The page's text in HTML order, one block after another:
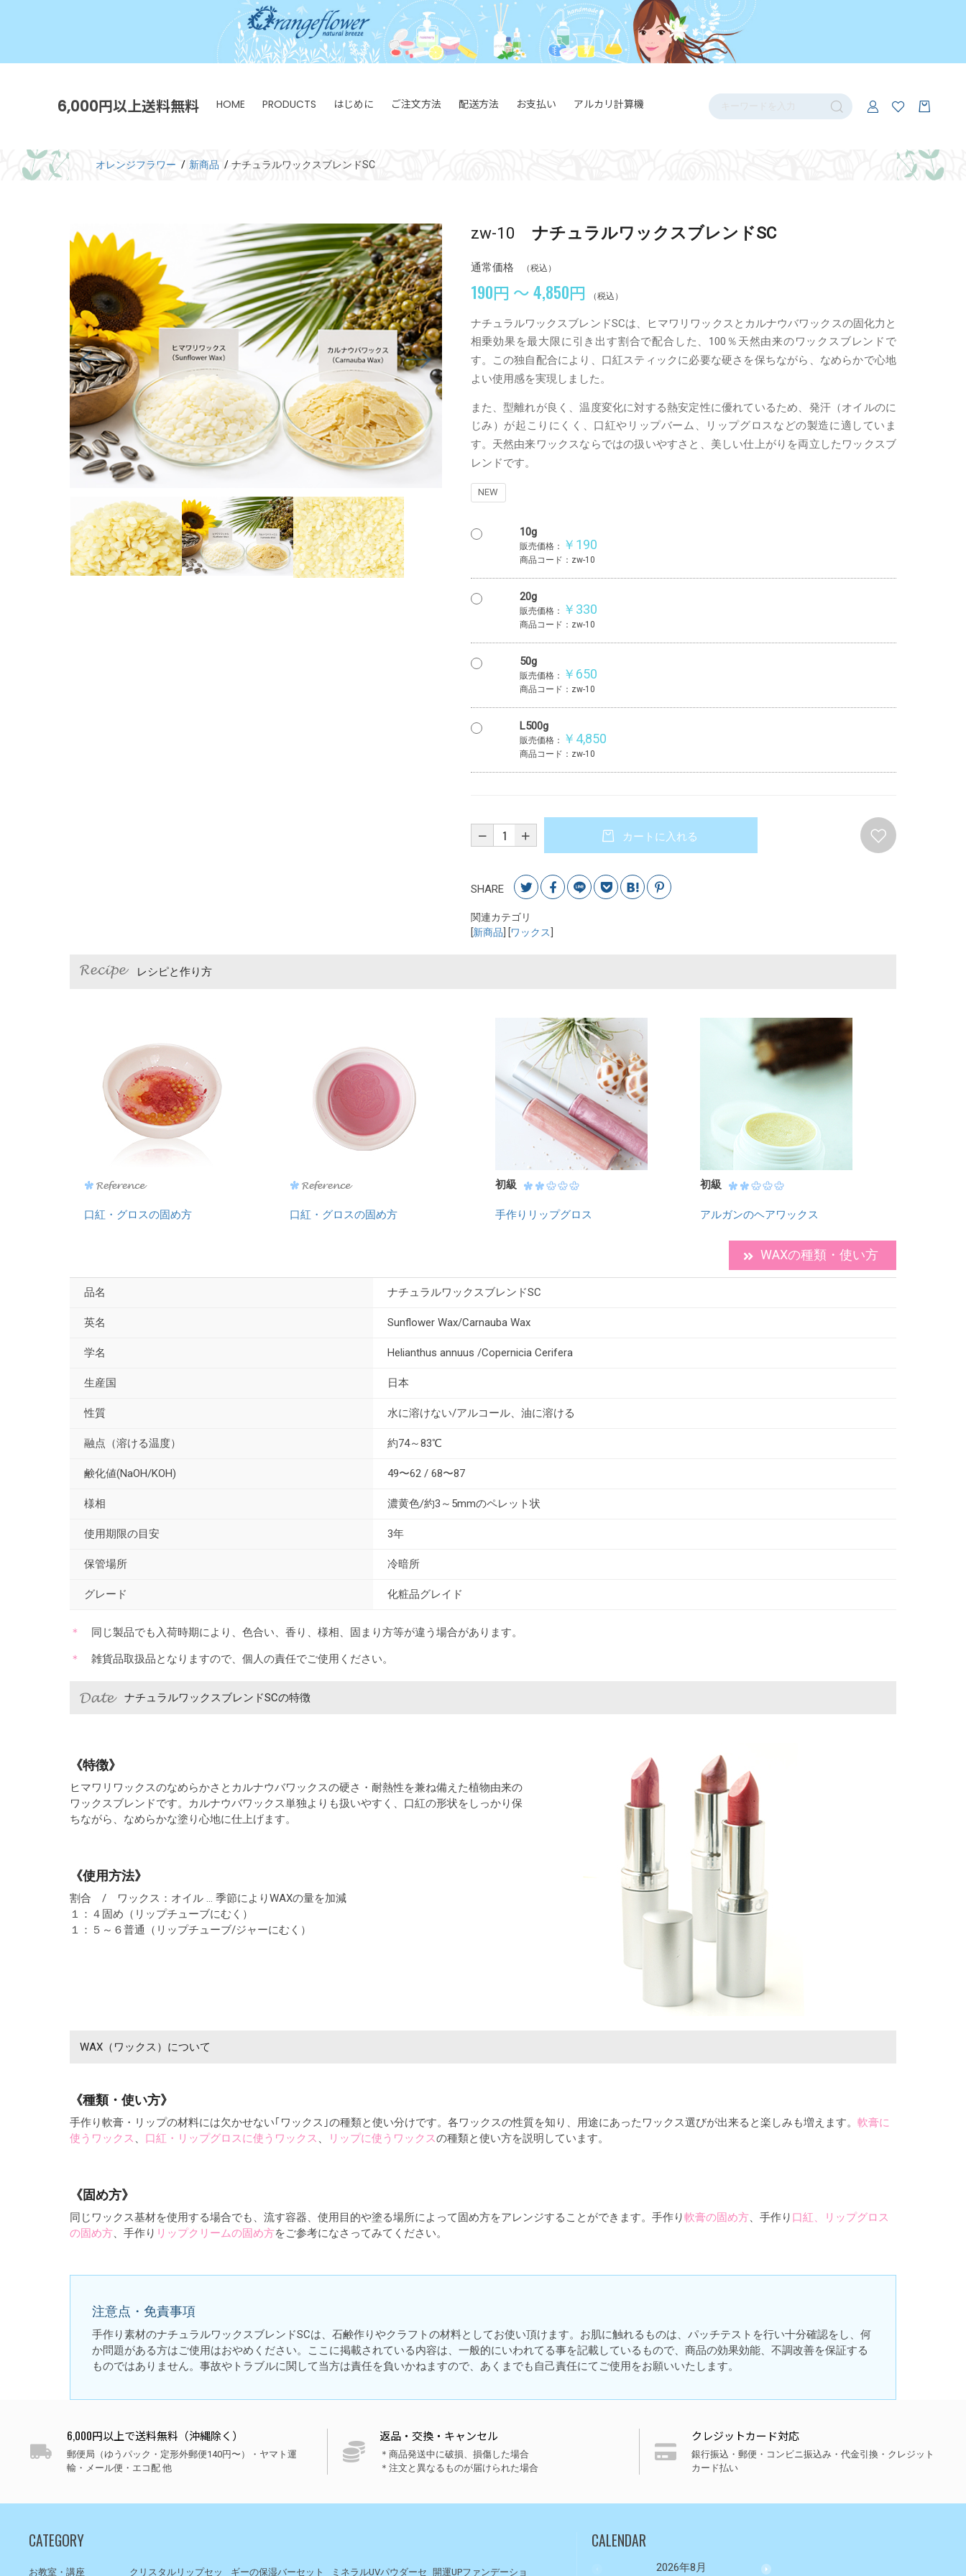
6,000円以上送料無料 HOME PRODUCTS はじめに ご注文方法 配送方法 お支払い アルカリ計算機
オレンジフラワー 新商品 ナチュラルワックスブレンドSC
zw-10 ナチュラルワックスブレンドSC
通常価格 （税込）
190円 ～ 4,850円 （税込）
ナチュラルワックスブレンドSCは、ヒマワリワックスとカルナウバワックスの固化力と
相乗効果を最大限に引き出す割合で配合した、100％天然由来のワックスブレンドで
す。
この独自配合により、口紅スティックに必要な硬さを保ちながら、なめらかで心地
よい使用感を実現しました。
また、型離れが良く、温度変化に対する熱安定性に優れているため、発汗（オイルのに
じみ）が起こりにくく、口紅やリップバーム、リップグロスなどの製造に適していま
す。 天然由来ワックスならではの扱いやすさと、美しい仕上がりを両立したワックスブ
レンドです。
NEW
10g
販売価格： ￥190
商品コード：zw-10
20g
販売価格： ￥330
商品コード：zw-10
50g
販売価格： ￥650
商品コード：zw-10
L500g
販売価格： ￥4,850
商品コード：zw-10
カートに入れる
SHARE
関連カテゴリ
[新商品 ] [ワックス
レシピと作り方
口紅・グロスの固め方 口紅・グロスの固め方
初級
手作りリップグロス
初級
アルガンのヘアワックス
WAXの種類・使い方
品名 ナチュラルワックスブレンドSC
英名 Sunflower Wax/Carnauba Wax
学名 Helianthus annuus /Copernicia Cerifera
生産国 日本
性質 水に溶けない/アルコール、油に溶ける
融点（溶ける温度） 約74～83℃
鹸化値(NaOH/KOH) 49〜62 / 68〜87
様相 濃黄色/約3～5mmのペレット状
使用期限の目安 3年
保管場所 冷暗所
グレード 化粧品グレイド
同じ製品でも入荷時期により、色合い、香り、様相、固まり方等が違う場合があります。
雑貨品取扱品となりますので、個人の責任でご使用ください。
ナチュラルワックスブレンドSCの特徴
《特徴》
ヒマワリワックスのなめらかさとカルナウバワックスの硬さ・耐熱性を兼ね備えた植物由来の
ワックスブレンドです。カルナウバワックス単独よりも扱いやすく、口紅の形状をしっかり保
ちながら、なめらかな塗り心地に仕上げます。
《使用方法》
割合 / ワックス：オイル … 季節によりWAXの量を加減
１：４固め（リップチューブにむく）
１：５～６普通（リップチューブ/ジャーにむく）
WAX（ワックス）について
《種類・使い方》
手作り軟膏・リップの材料には欠かせない｢ワックス｣の種類と使い分けです。各ワックスの性質を知り、用途にあったワックス選びが出来ると楽しみも増えます。 軟膏に
使うワックス 、 口紅・リップグロスに使うワックス 、 リップに使うワックスの種類と使い方を説明しています。
《固め方》
同じワックス基材を使用する場合でも、流す容器、使用目的や塗る場所によって固め方をアレンジすることができます。手作り軟膏の固め方、手作り 口紅、リップグロス
の固め方、手作り リップクリームの固め方をご参考になさってみてください。
注意点・免責事項
手作り素材のナチュラルワックスブレンドSCは、石鹸作りやクラフトの材料としてお使い頂けます。お肌に触れるものは、パッチテストを行い十分確認をし、何
か問題がある方はご使用はおやめください。ここに掲載されている内容は、一般的にいわれてる事を記載しているもので、商品の効果効能、不調改善を保証する
ものではありません。事故やトラブルに関して当方は責任を負いかねますので、あくまでも自己責任にてご使用をお願いいたします。
6,000円以上で送料無料（沖縄除く）
郵便局（ゆうパック・定形外郵便140円〜）・ヤマト運
輸・メール便・エコ配 他
返品・交換・キャンセル
＊商品発送中に破損、損傷した場合
＊注文と異なるものが届けられた場合
クレジットカード対応
銀行振込・郵便・コンビニ振込み・代金引換・クレジット
カード払い
CATEGORY
お教室・講座 クリスタルリップセッ ギーの保湿バーセット ミネラルUVパウダーセ 開運UPファンデーショ
CALENDAR
2026年8月